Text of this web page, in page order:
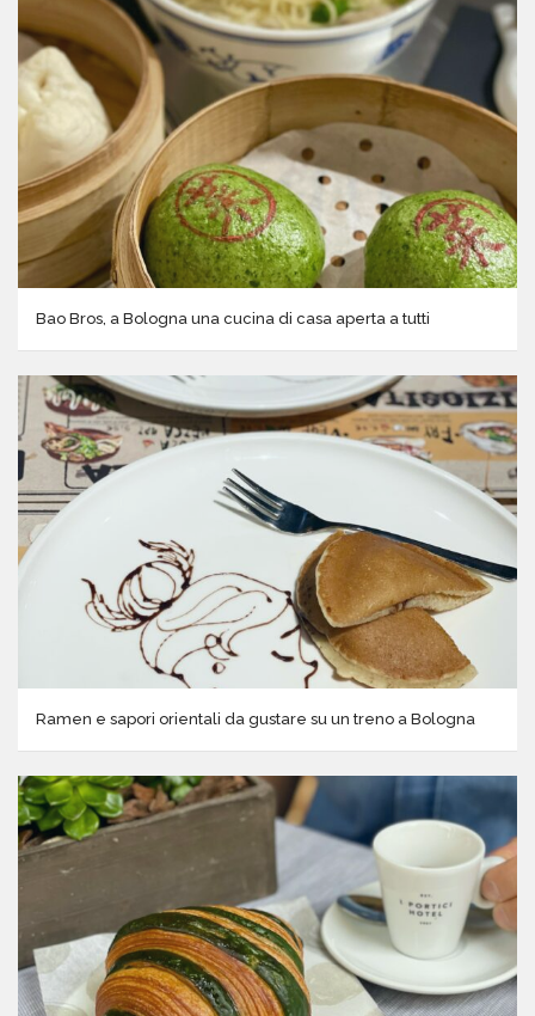
Bao Bros, a Bologna una cucina di casa aperta a tutti
Ramen e sapori orientali da gustare su un treno a Bologna